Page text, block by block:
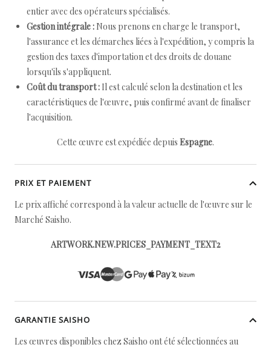
entier avec des opérateurs spécialisés.
Gestion intégrale : Nous prenons en charge le transport,
l'assurance et les démarches liées à l'expédition, y compris la
gestion des taxes d'importation et des droits de douane
lorsqu'ils s'appliquent.
Coût du transport : Il est calculé selon la destination et les
caractéristiques de l'œuvre, puis confirmé avant de finaliser
l'acquisition.
Cette œuvre est expédiée depuis Espagne.
PRIX ET PAIEMENT
Le prix affiché correspond à la valeur actuelle de l'œuvre sur le
Marché Saisho.
ARTWORK.NEW.PRICES_PAYMENT_TEXT2
GARANTIE SAISHO
Les œuvres disponibles chez Saisho ont été sélectionnées au